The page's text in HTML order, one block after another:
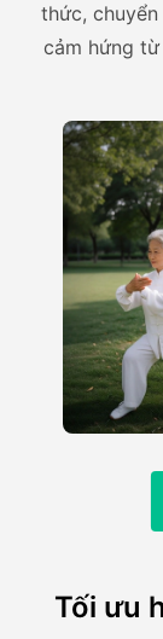
thức,
cảm hứng
Tối ưu